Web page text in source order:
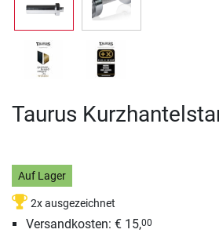
Taurus
Auf Lager
2x ausgezeichnet
Versandkosten: € 15,00